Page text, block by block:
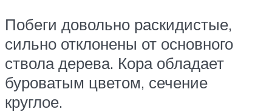
Побеги довольно раскидистые,
сильно отклонены от основного
ствола дерева. Кора обладает
буроватым цветом, сечение
круглое.